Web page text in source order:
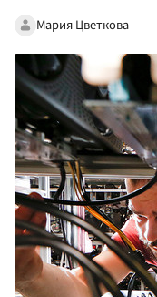
Мария Цветкова